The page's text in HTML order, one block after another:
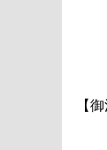
【御